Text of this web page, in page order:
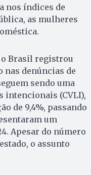
nos índices de
as mulheres
o Brasil registrou
nas denúncias de
sendo uma
intencionais (CVLI),
de 9,4%, passando
um
Apesar do número
o assunto